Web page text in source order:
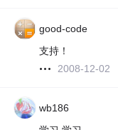
good-code
支持！
2008-12-02
wb186